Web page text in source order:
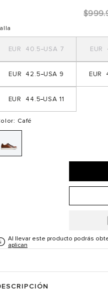
$999.
7
40.5
9
42.5
11
44.5
: Café
Al llevar este producto podrás
aplican